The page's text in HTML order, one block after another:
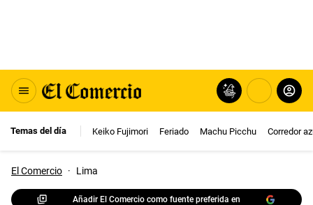
Temas del día Keiko Fujimori Feriado Machu Picchu Corredor
El Comercio · Lima
Añadir El Comercio como fuente preferida en